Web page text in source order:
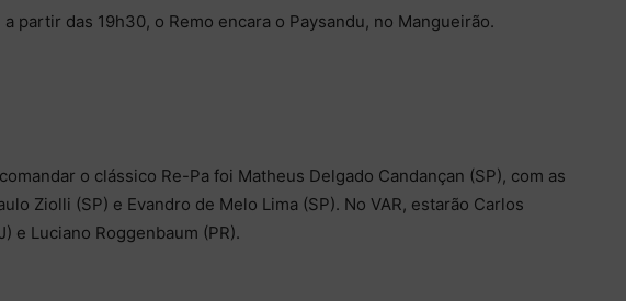
partir das 19h30, o Remo encara o Paysandu, no Mangueirão.
o clássico Re-Pa foi Matheus Delgado Candançan (SP), com as
Ziolli (SP) e Evandro de Melo Lima (SP). No VAR, estarão Carlos
e Luciano Roggenbaum (PR).